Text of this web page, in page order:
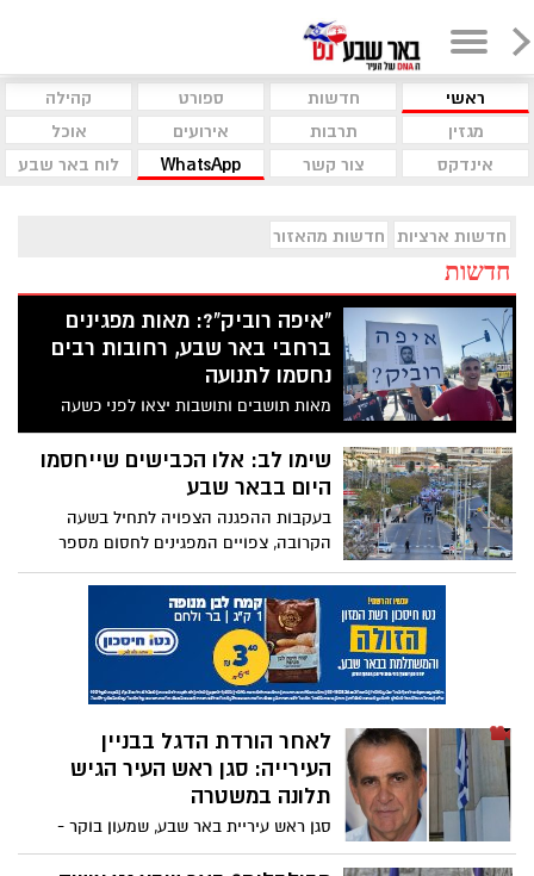
ראשי חדשות ספורט
קהילה
מגזין
תרבות אירועים
אוכל
אינדקס
צור קשר WhatsApp לוח באר שבע
חדשות ארציות חדשות מהאזור
חדשות
"איפה רוביק"?: מאות מפגינים
ברחבי באר שבע, רחובות רבים
נחסמו לתנועה
מאות תושבים ותושבות יצאו לפני כשעה
ממתחם אוניברסיטת בן גוריון, והחלו לצעוד
לכיוון שדרות רגר. תושבים הניפו שלטי מחאה
כנגד רוביק
שימו לב: אלו הכבישים שייחסמו
היום בבאר שבע
בעקבות ההפגנה הצפויה לתחיל בשעה
הקרובה, צפויים המפגינים לחסום מספר
צירים ברחבי העיר
לאחר הורדת הדגל בבניין
העירייה: סגן ראש העיר הגיש
תלונה במשטרה
סגן ראש עיריית באר שבע, שמעון בוקר -
הגיש את התלונה לאחר שמפגינים אשר הגיעו